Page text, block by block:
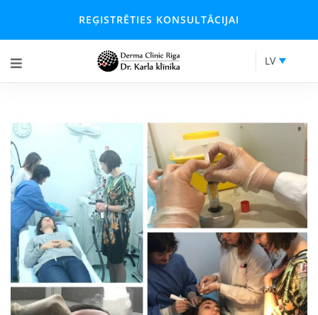
REĢISTRĒTIES KONSULTĀCIJAI
LV